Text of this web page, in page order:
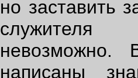
но заставить
написаны